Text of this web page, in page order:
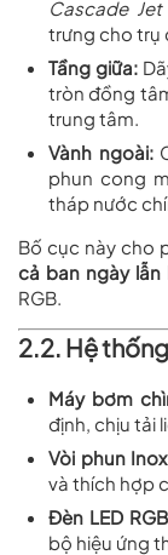
Cascade Jet
trưng cho trụ
Tầng giữa:
tròn đồng
trung tâm.
Vành ngoài:
phun cong
tháp nước
Bố cục này cho
cả ban ngày lẫn
RGB.
2.2. Hệ
Máy bơm
định, chịu tải
Vòi phun
và thích hợp
Đèn LED
bộ hiệu ứng